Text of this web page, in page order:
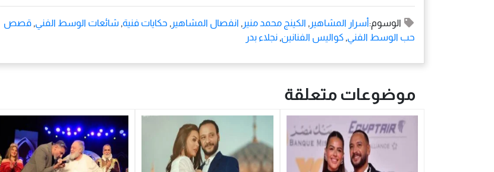
الوسوم:أسرار المشاهير , الكينج محمد منير , انفصال المشاهير , حكايات فنية, شائعات الوسط الفني, قصص
حب الوسط الفني, كواليس الفنانين, نجلاء بدر
موضوعات متعلقة